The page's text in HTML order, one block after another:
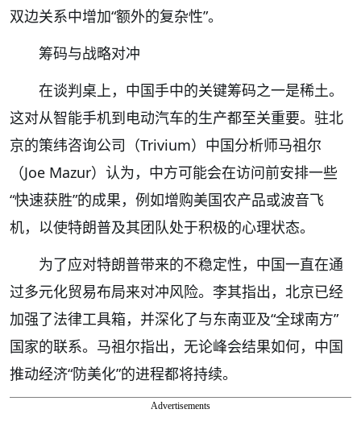
双边关系中增加“额外的复杂性”。
筹码与战略对冲
在谈判桌上，中国手中的关键筹码之一是稀土。
这对从智能手机到电动汽车的生产都至关重要。驻北
京的策纬咨询公司（Trivium）中国分析师马祖尔
（Joe Mazur）认为，中方可能会在访问前安排一些
“快速获胜”的成果，例如增购美国农产品或波音飞
机，以使特朗普及其团队处于积极的心理状态。
为了应对特朗普带来的不稳定性，中国一直在通
过多元化贸易布局来对冲风险。李其指出，北京已经
加强了法律工具箱，并深化了与东南亚及“全球南方”
国家的联系。马祖尔指出，无论峰会结果如何，中国
推动经济“防美化”的进程都将持续。
Advertisements